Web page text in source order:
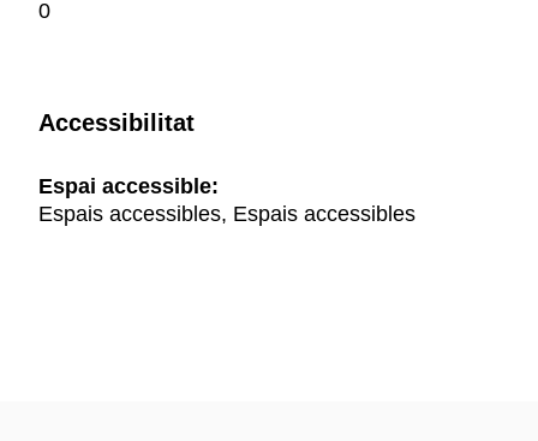
0
Accessibilitat
Espai accessible:
Espais accessibles, Espais accessibles